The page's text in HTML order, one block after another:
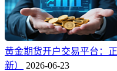
黄金期货开户交易平台：
新）
2026-06-23